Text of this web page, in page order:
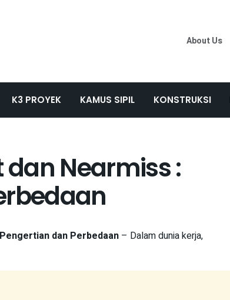
About Us
K3 PROYEK KAMUS SIPIL KONSTRUKSI
Nearmiss :
dan Perbedaan – Dalam dunia kerja,